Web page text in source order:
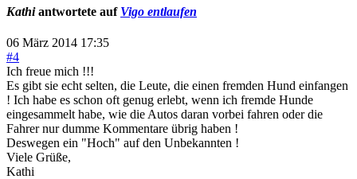
Kathiantwortete auf Vigo entlaufen
06 März 2014 17:35
#4
Ich freue mich !!!
Es gibt sie echt selten, die Leute, die einen fremden Hund einfangen
! Ich habe es schon oft genug erlebt, wenn ich fremde Hunde
eingesammelt habe, wie die Autos daran vorbei fahren oder die
Fahrer nur dumme Kommentare übrig haben !
Deswegen ein "Hoch" auf den Unbekannten !
Viele Grüße,
Kathi